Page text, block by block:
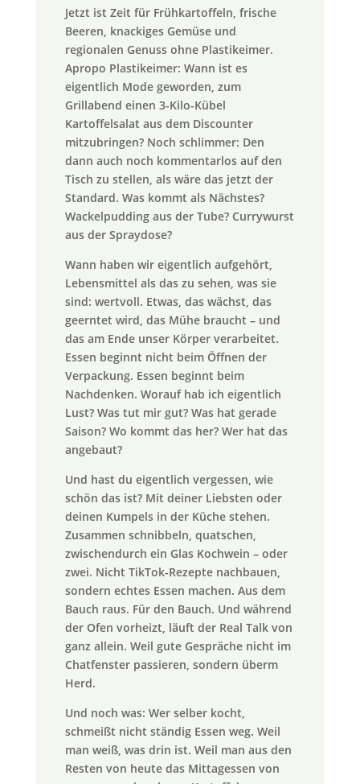
Jetzt ist Zeit für Frühkartoffeln, frische
Beeren, knackiges Gemüse und
regionalen Genuss ohne Plastikeimer.
Apropo Plastikeimer: Wann ist es
eigentlich Mode geworden, zum
Grillabend einen 3-Kilo-Kübel
Kartoffelsalat aus dem Discounter
mitzubringen? Noch schlimmer: Den
dann auch noch kommentarlos auf den
Tisch zu stellen, als wäre das jetzt der
Standard. Was kommt als Nächstes?
Wackelpudding aus der Tube? Currywurst
aus der Spraydose?
Wann haben wir eigentlich aufgehört,
Lebensmittel als das zu sehen, was sie
sind: wertvoll. Etwas, das wächst, das
geerntet wird, das Mühe braucht – und
das am Ende unser Körper verarbeitet.
Essen beginnt nicht beim Öffnen der
Verpackung. Essen beginnt beim
Nachdenken. Worauf hab ich eigentlich
Lust? Was tut mir gut? Was hat gerade
Saison? Wo kommt das her? Wer hat das
angebaut?
Und hast du eigentlich vergessen, wie
schön das ist? Mit deiner Liebsten oder
deinen Kumpels in der Küche stehen.
Zusammen schnibbeln, quatschen,
zwischendurch ein Glas Kochwein – oder
zwei. Nicht TikTok-Rezepte nachbauen,
sondern echtes Essen machen. Aus dem
Bauch raus. Für den Bauch. Und während
der Ofen vorheizt, läuft der Real Talk von
ganz allein. Weil gute Gespräche nicht im
Chatfenster passieren, sondern überm
Herd.
Und noch was: Wer selber kocht,
schmeißt nicht ständig Essen weg. Weil
man weiß, was drin ist. Weil man aus den
Resten von heute das Mittagessen von